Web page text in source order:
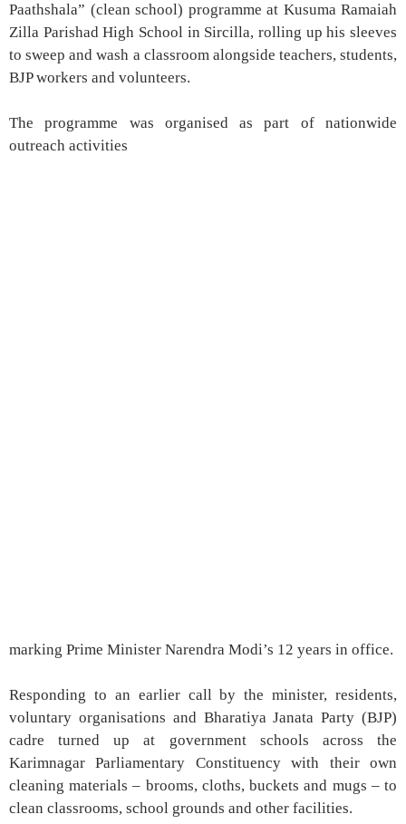
Paathshala” (clean school) programme at Kusuma Ramaiah
Zilla Parishad High School in Sircilla, rolling up his sleeves
to sweep and wash a classroom alongside teachers, students,
BJP workers and volunteers.
The programme was organised as part of nationwide
outreach activities
marking Prime Minister Narendra Modi’s 12 years in office.
Responding to an earlier call by the minister, residents,
voluntary organisations and Bharatiya Janata Party (BJP)
cadre turned up at government schools across the
Karimnagar Parliamentary Constituency with their own
cleaning materials – brooms, cloths, buckets and mugs – to
clean classrooms, school grounds and other facilities.